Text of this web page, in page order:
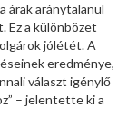
árak aránytalanul
Ez a különbözet
jólétét. A
eredménye,
választ igénylő
– jelentette ki a